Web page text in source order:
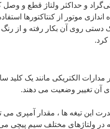
کرد.
مدارات الکتریکی مانند یک
آن تغییر وضعیت می ­دهند.
این تیغه ها ، مقدار آمپری می
مختلف سیم پیچی می